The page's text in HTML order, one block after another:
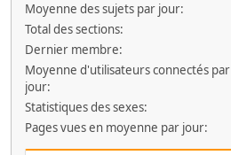
Moyenne des sujets par jour:
Total des sections:
Dernier membre:
Moyenne d'utilisateurs connectés par
jour:
Statistiques des sexes:
Pages vues en moyenne par jour: